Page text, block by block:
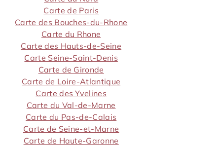
Carte de Paris
Carte des Bouches-du-Rhone
Carte du Rhone
Carte des Hauts-de-Seine
Carte Seine-Saint-Denis
Carte de Gironde
Carte de Loire-Atlantique
Carte des Yvelines
Carte du Val-de-Marne
Carte du Pas-de-Calais
Carte de Seine-et-Marne
Carte de Haute-Garonne